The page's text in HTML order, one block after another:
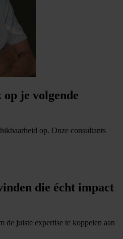
je volgende
op. Onze consultants
die écht impact
de juiste expertise te koppelen aan